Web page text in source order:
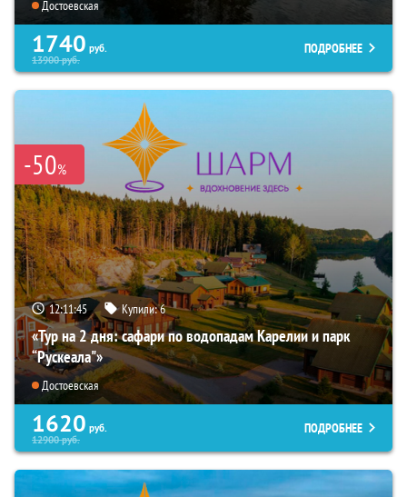
Достоевская
1740 руб.
13900руб.
ПОДРОБНЕЕ
-50%
12:11:44 Купили:6
«Тур на 2 дня: сафари по водопадам Карелии и парк
“Рускеала"»
Достоевская
1620 руб.
12900руб.
ПОДРОБНЕЕ